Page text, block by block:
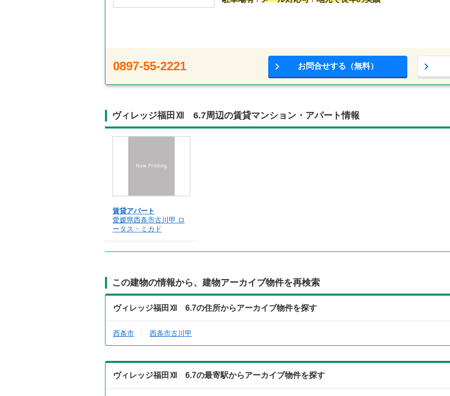
0897-55-2221 お問合せする（無料）
ヴィレッジ福田Ⅻ 6.7周辺の賃貸マンション・アパート情報
賃貸アパート
愛媛県西条市古川甲 ロ
ータス・ミカド
この建物の情報から、建物アーカイブ物件を再検索
ヴィレッジ福田Ⅻ 6.7の住所からアーカイブ物件を探す
西条市 西条市古川甲
ヴィレッジ福田Ⅻ 6.7の最寄駅からアーカイブ物件を探す